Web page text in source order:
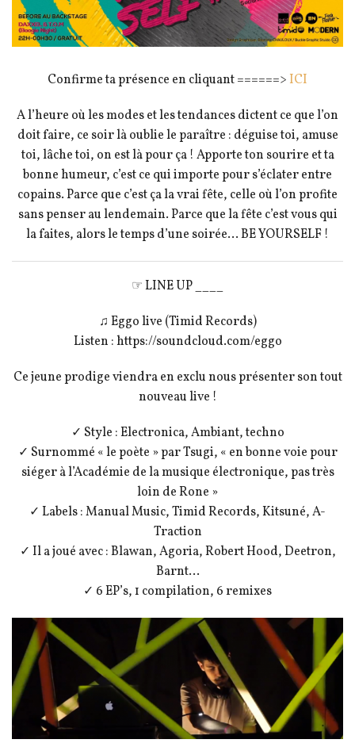
Confirme ta présence en cliquant ======> ICI
A l’heure où les modes et les tendances dictent ce que l’on
doit faire, ce soir là oublie le paraître : déguise toi, amuse
toi, lâche toi, on est là pour ça ! Apporte ton sourire et ta
bonne humeur, c’est ce qui importe pour s’éclater entre
copains. Parce que c’est ça la vrai fête, celle où l’on profite
sans penser au lendemain. Parce que la fête c’est vous qui
la faites, alors le temps d’une soirée… BE YOURSELF !
☞ LINE UP ____
♫ Eggo live (Timid Records)
Listen : https://soundcloud.com/eggo
Ce jeune prodige viendra en exclu nous présenter son tout
nouveau live !
✓ Style : Electronica, Ambiant, techno
✓ Surnommé « le poète » par Tsugi, « en bonne voie pour
siéger à l’Académie de la musique électronique, pas très
loin de Rone »
✓ Labels : Manual Music, Timid Records, Kitsuné, A-
Traction
✓ Il a joué avec : Blawan, Agoria, Robert Hood, Deetron,
Barnt…
✓ 6 EP’s, 1 compilation, 6 remixes